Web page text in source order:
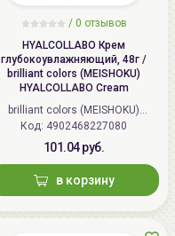
/ 0 отзывов
HYALCOLLABO Крем
глубокоувлажняющий, 48г /
brilliant colors (MEISHOKU)
HYALCOLLABO Cream
brilliant colors (MEISHOKU)
(Япония)
Код: 4902468227080
101.04 руб.
в корзину